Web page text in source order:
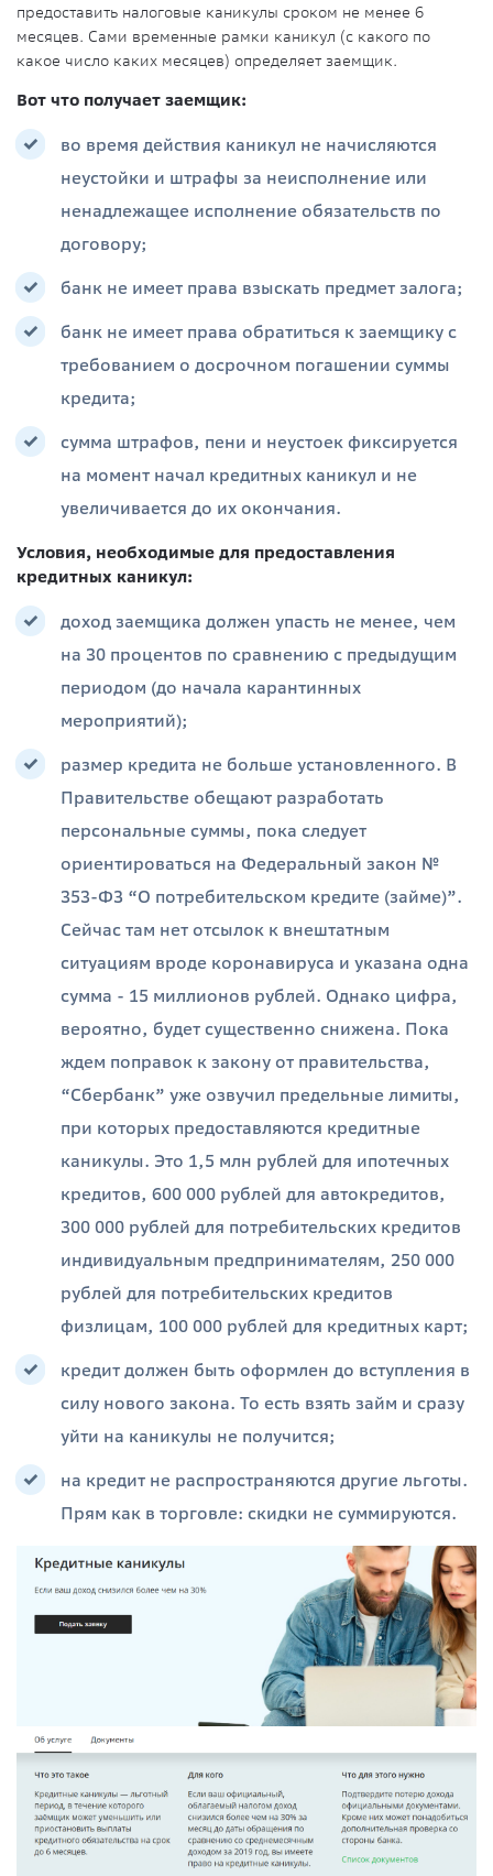
предоставить налоговые каникулы сроком не менее 6
месяцев. Сами временные рамки каникул (с какого по
какое число каких месяцев) определяет заемщик.
Вот что получает заемщик:
во время действия каникул не начисляются
неустойки и штрафы за неисполнение или
ненадлежащее исполнение обязательств по
договору;
банк не имеет права взыскать предмет залога;
банк не имеет права обратиться к заемщику с
требованием о досрочном погашении суммы
кредита;
сумма штрафов, пени и неустоек фиксируется
на момент начал кредитных каникул и не
увеличивается до их окончания.
Условия, необходимые для предоставления
кредитных каникул:
доход заемщика должен упасть не менее, чем
на 30 процентов по сравнению с предыдущим
периодом (до начала карантинных
мероприятий);
размер кредита не больше установленного. В
Правительстве обещают разработать
персональные суммы, пока следует
ориентироваться на Федеральный закон №
353-ФЗ “О потребительском кредите (займе)”.
Сейчас там нет отсылок к внештатным
ситуациям вроде коронавируса и указана одна
сумма - 15 миллионов рублей. Однако цифра,
вероятно, будет существенно снижена. Пока
ждем поправок к закону от правительства,
“Сбербанк” уже озвучил предельные лимиты,
при которых предоставляются кредитные
каникулы. Это 1,5 млн рублей для ипотечных
кредитов, 600 000 рублей для автокредитов,
300 000 рублей для потребительских кредитов
индивидуальным предпринимателям, 250 000
рублей для потребительских кредитов
физлицам, 100 000 рублей для кредитных карт;
кредит должен быть оформлен до вступления в
силу нового закона. То есть взять займ и сразу
уйти на каникулы не получится;
на кредит не распространяются другие льготы.
Прям как в торговле: скидки не суммируются.